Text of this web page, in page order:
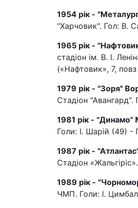
1954 рік -
"Харчовик". Гол: В.
1965 рік -
стадіон ім. В. І.
(«Нафтовик», 7,
1979 рік - "Зоря"
Стадіон
1981 рік - "Динамо"
Голи: І. Шарій (49) -
1987 рік -
Стадіон
1989 рік -
ЧМП. Голи: І.